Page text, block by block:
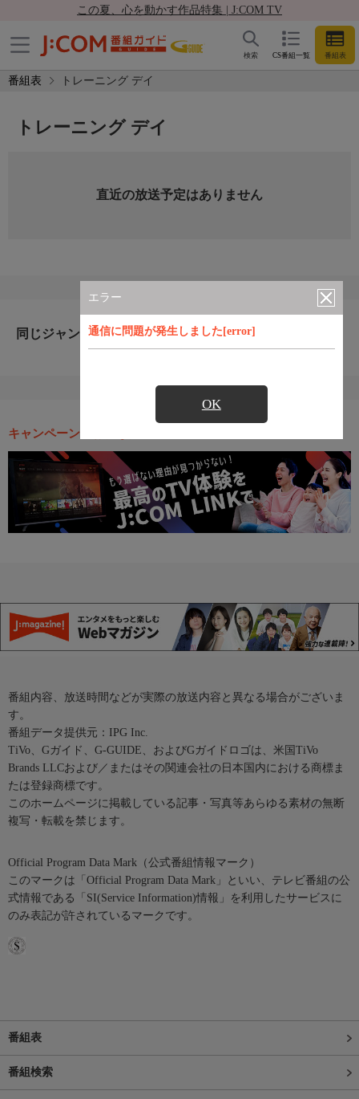
この夏、心を動かす作品特集 | J:COM TV
CS番組一覧 番組表
検索
番組表 トレーニング デイ
エラー
通信に問題が発生しました[error]
OK
トレーニング デイ
直近の放送予定はありません
同じジャンルのおすすめ番組
キャンペーン・お得な情報
番組内容、放送時間などが実際の放送内容と異なる場合がございま
す。
番組データ提供元：IPG Inc.
TiVo、Gガイド、G-GUIDE、およびGガイドロゴは、米国TiVo
Brands LLCおよび／またはその関連会社の日本国内における商標ま
たは登録商標です。
このホームページに掲載している記事・写真等あらゆる素材の無断
複写・転載を禁じます。
Official Program Data Mark（公式番組情報マーク）
このマークは「Official Program Data Mark」といい、テレビ番組の公
式情報である「SI(Service Information)情報」を利用したサービスに
のみ表記が許されているマークです。
番組表
番組検索